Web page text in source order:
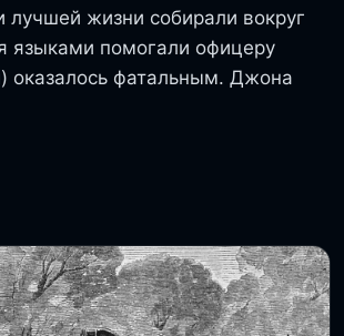
жизни собирали вокруг
языками помогали офицеру
оказалось фатальным. Джона